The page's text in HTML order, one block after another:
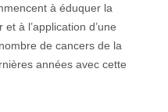
à éduquer la
à l’application d’une
de cancers de la
années avec cette